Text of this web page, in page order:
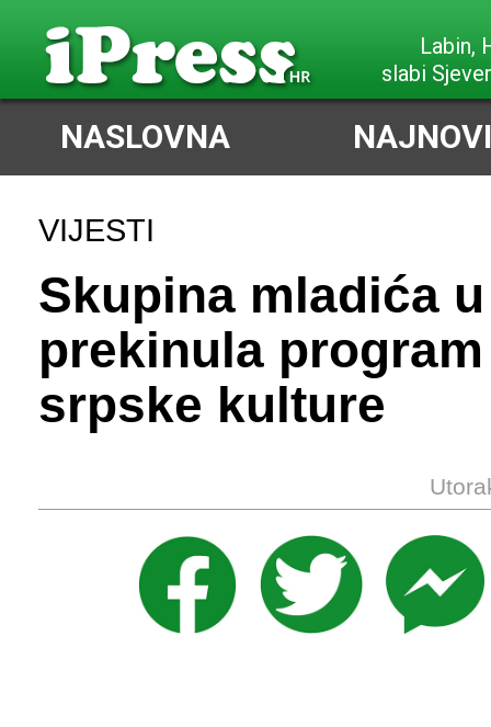
Labin,
slabi
NASLOVNA
VIJESTI
Skupina mladića
prekinula
srpske kulture